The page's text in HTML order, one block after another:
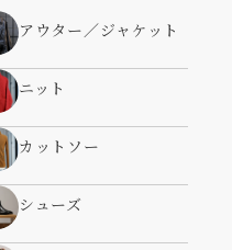
アウター／ジャケット
ニット
カットソー
シューズ